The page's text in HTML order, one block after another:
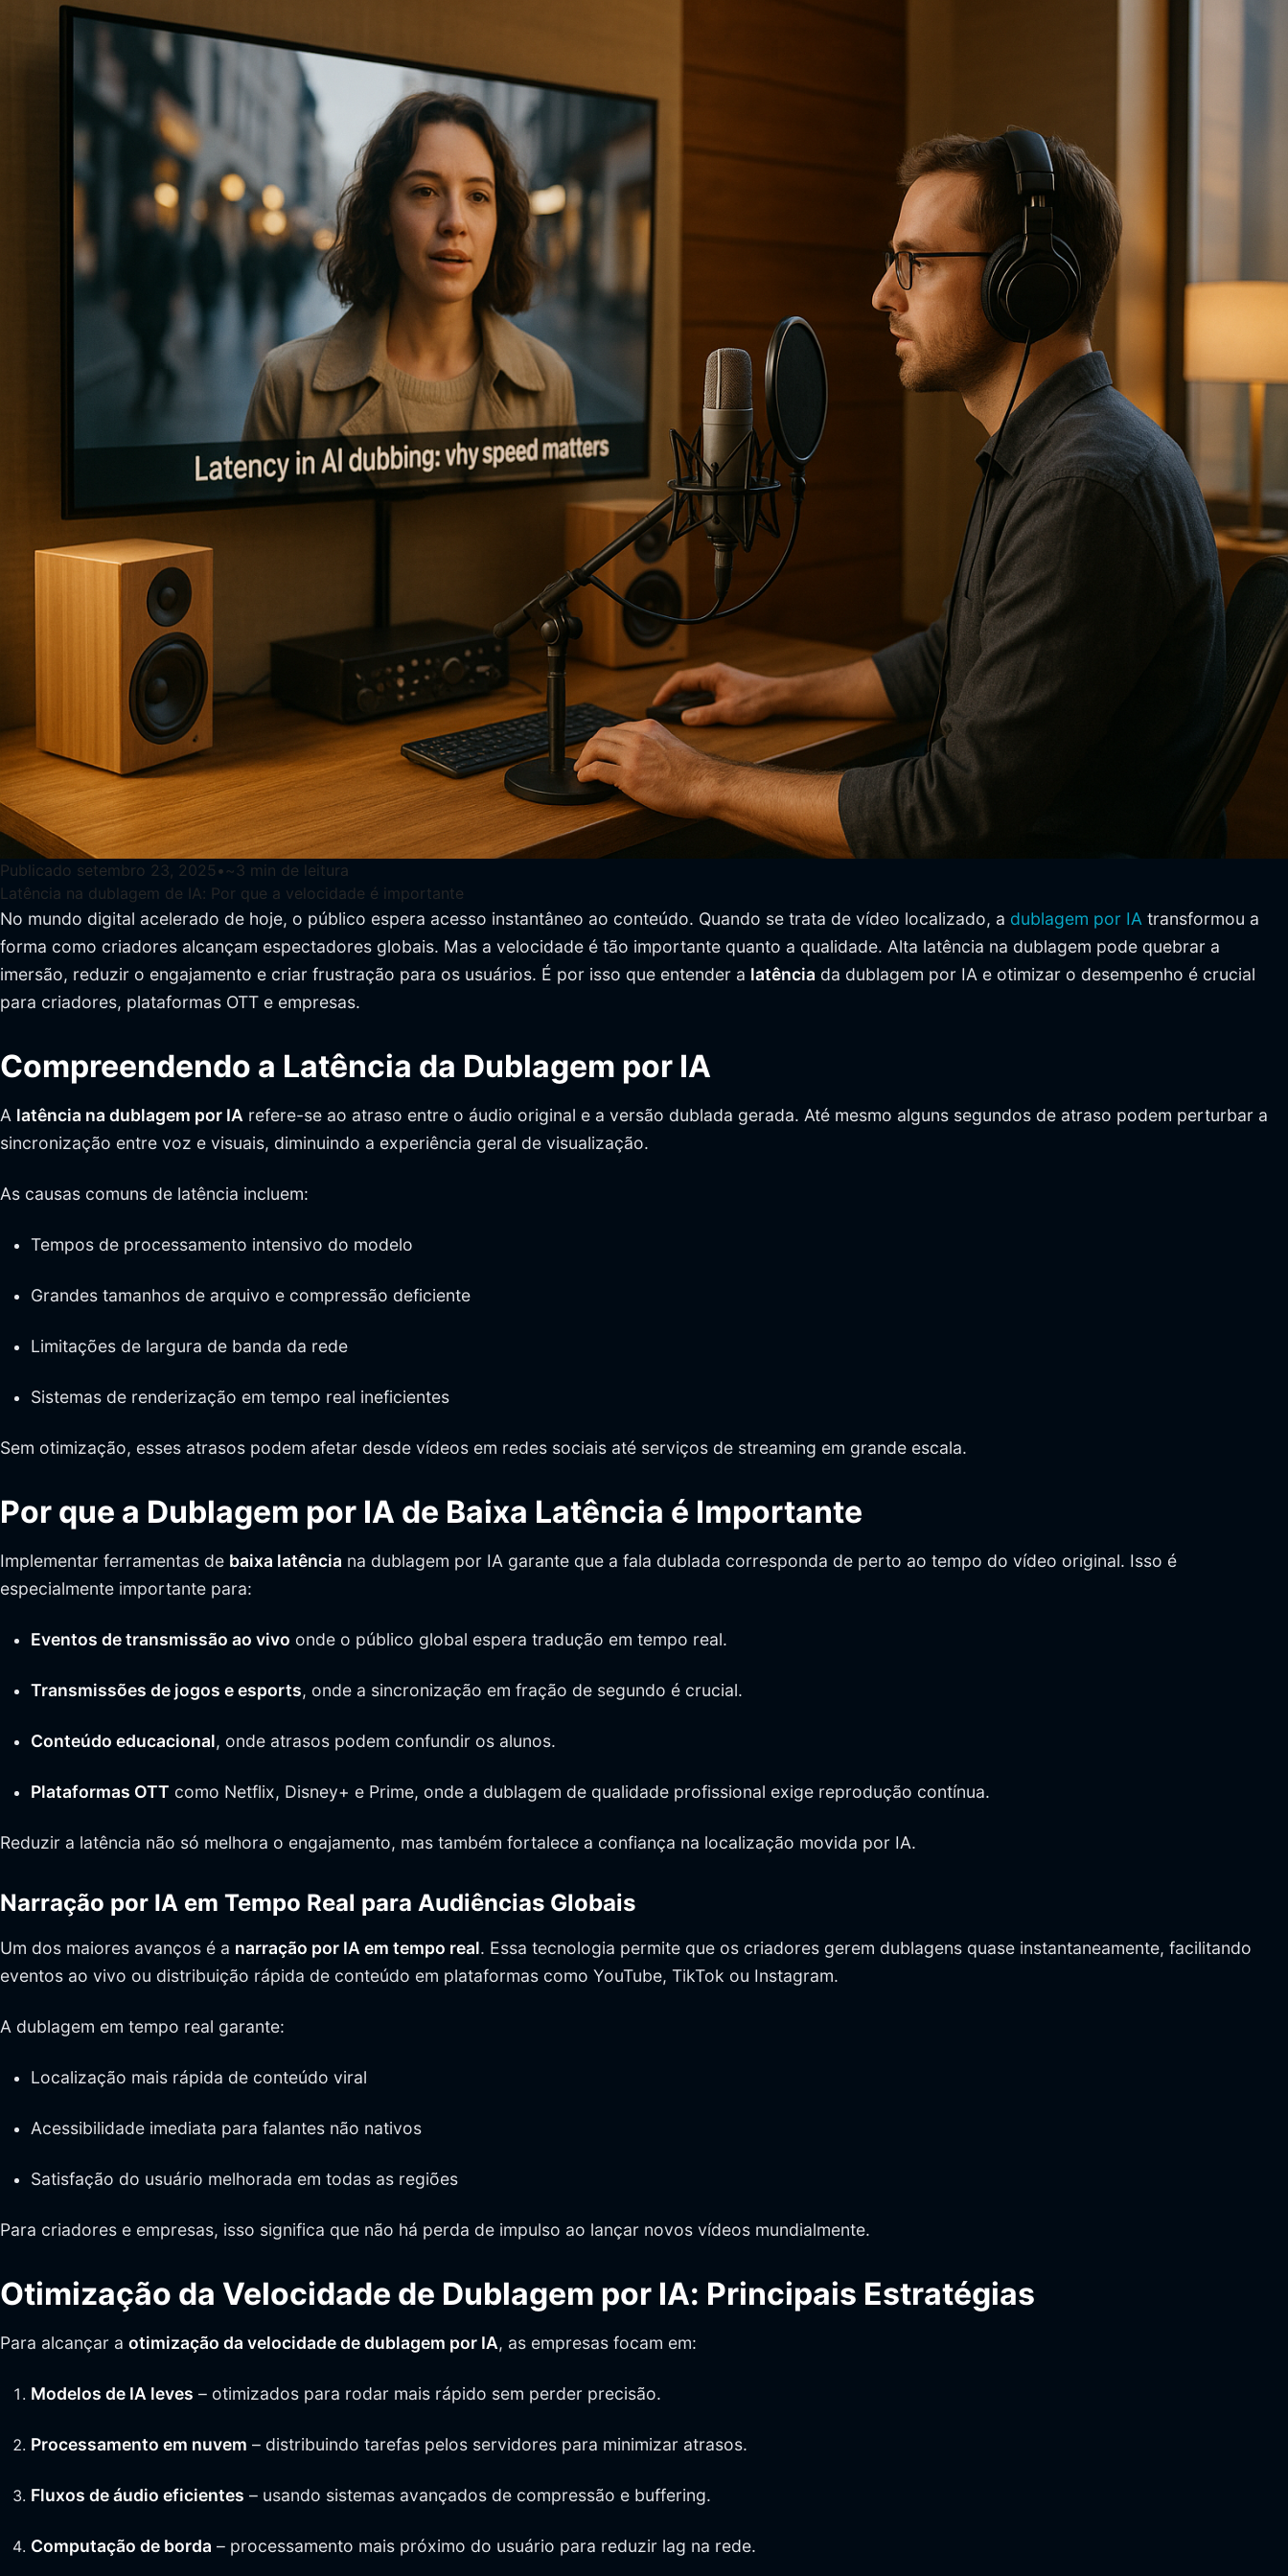
Publicado setembro 23, 2025 • ~3 min de leitura
Latência na dublagem de IA: Por que a velocidade é importante
No mundo digital acelerado de hoje, o público espera acesso instantâneo ao conteúdo. Quando se trata de vídeo localizado, a dublagem por IA transformou a
forma como criadores alcançam espectadores globais. Mas a velocidade é tão importante quanto a qualidade. Alta latência na dublagem pode quebrar a
imersão, reduzir o engajamento e criar frustração para os usuários. É por isso que entender a latência da dublagem por IA e otimizar o desempenho é crucial
para criadores, plataformas OTT e empresas.
Compreendendo a Latência da Dublagem por IA
A latência na dublagem por IA refere-se ao atraso entre o áudio original e a versão dublada gerada. Até mesmo alguns segundos de atraso podem perturbar a
sincronização entre voz e visuais, diminuindo a experiência geral de visualização.
As causas comuns de latência incluem:
Tempos de processamento intensivo do modelo
Grandes tamanhos de arquivo e compressão deficiente
Limitações de largura de banda da rede
Sistemas de renderização em tempo real ineficientes
Sem otimização, esses atrasos podem afetar desde vídeos em redes sociais até serviços de streaming em grande escala.
Por que a Dublagem por IA de Baixa Latência é Importante
Implementar ferramentas de baixa latência na dublagem por IA garante que a fala dublada corresponda de perto ao tempo do vídeo original. Isso é
especialmente importante para:
Eventos de transmissão ao vivo onde o público global espera tradução em tempo real.
Transmissões de jogos e esports, onde a sincronização em fração de segundo é crucial.
Conteúdo educacional, onde atrasos podem confundir os alunos.
Plataformas OTT como Netflix, Disney+ e Prime, onde a dublagem de qualidade profissional exige reprodução contínua.
Reduzir a latência não só melhora o engajamento, mas também fortalece a confiança na localização movida por IA.
Narração por IA em Tempo Real para Audiências Globais
Um dos maiores avanços é a narração por IA em tempo real. Essa tecnologia permite que os criadores gerem dublagens quase instantaneamente, facilitando
eventos ao vivo ou distribuição rápida de conteúdo em plataformas como YouTube, TikTok ou Instagram.
A dublagem em tempo real garante:
Localização mais rápida de conteúdo viral
Acessibilidade imediata para falantes não nativos
Satisfação do usuário melhorada em todas as regiões
Para criadores e empresas, isso significa que não há perda de impulso ao lançar novos vídeos mundialmente.
Otimização da Velocidade de Dublagem por IA: Principais Estratégias
Para alcançar a otimização da velocidade de dublagem por IA, as empresas focam em:
Modelos de IA leves – otimizados para rodar mais rápido sem perder precisão.
Processamento em nuvem – distribuindo tarefas pelos servidores para minimizar atrasos.
Fluxos de áudio eficientes – usando sistemas avançados de compressão e buffering.
Computação de borda – processamento mais próximo do usuário para reduzir lag na rede.